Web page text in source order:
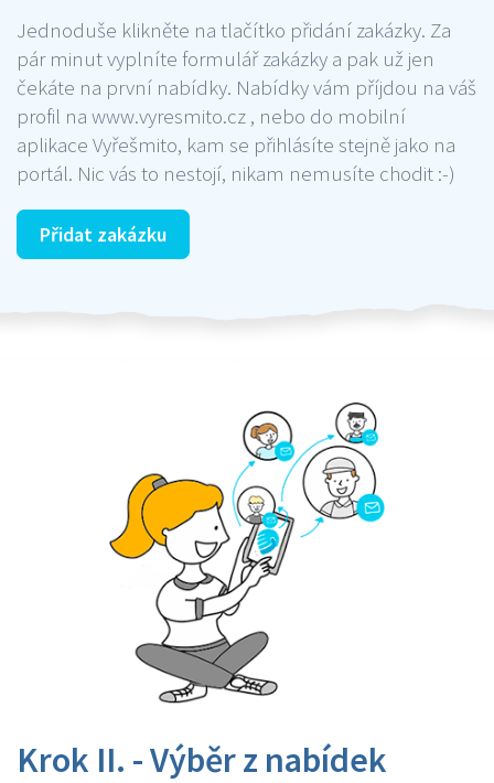
Jednoduše klikněte na tlačítko přidání zakázky. Za
pár minut vyplníte formulář zakázky a pak už jen
čekáte na první nabídky. Nabídky vám příjdou na váš
profil na www.vyresmito.cz , nebo do mobilní
aplikace Vyřešmito, kam se přihlásíte stejně jako na
portál. Nic vás to nestojí, nikam nemusíte chodit :-)
Přidat zakázku
Krok II. - Výběr z nabídek